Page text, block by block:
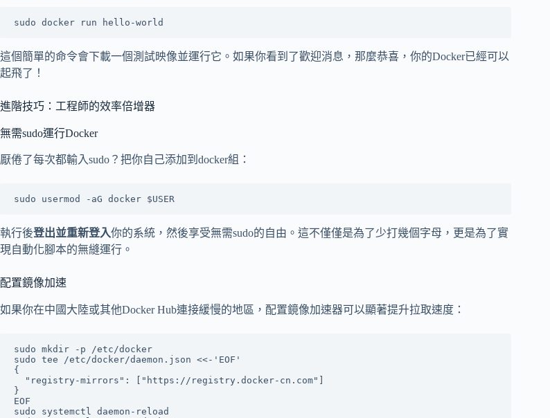
這個簡單的命令會下載一個測試映像並運行它。如果你看到了歡迎消息，那麼恭喜，你的Docker已經可以
起飛了！
進階技巧：工程師的效率倍增器
無需sudo運行Docker
厭倦了每次都輸入sudo？把你自己添加到docker組：
執行後登出並重新登入你的系統，然後享受無需sudo的自由。這不僅僅是為了少打幾個字母，更是為了實
現自動化腳本的無縫運行。
配置鏡像加速
如果你在中國大陸或其他Docker Hub連接緩慢的地區，配置鏡像加速器可以顯著提升拉取速度：
sudo mkdir -p /etc/docker
sudo tee /etc/docker/daemon.json <<-'EOF'
{
}
EOF
sudo systemctl daemon-reload